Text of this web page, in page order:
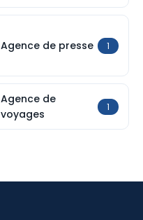
Agence de presse 1
Agence de
voyages
1